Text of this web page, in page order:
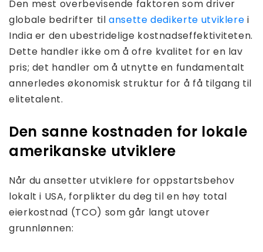
Den mest overbevisende faktoren som driver
globale bedrifter tilansette dedikerte utviklere i
India er den ubestridelige kostnadseffektiviteten.
Dette handler ikke om å ofre kvalitet for en lav
pris; det handler om å utnytte en fundamentalt
annerledes økonomisk struktur for å få tilgang til
elitetalent.
Den sanne kostnaden for lokale
amerikanske utviklere
Når du ansetter utviklere for oppstartsbehov
lokalt i USA, forplikter du deg til en høy total
eierkostnad (TCO) som går langt utover
grunnlønnen: